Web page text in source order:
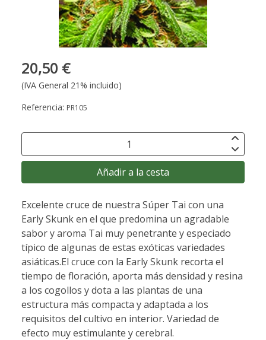
20,50 €
(IVA General 21% incluido)
Referencia: PR105
Añadir a la cesta
Excelente cruce de nuestra Súper Tai con una
Early Skunk en el que predomina un agradable
sabor y aroma Tai muy penetrante y especiado
típico de algunas de estas exóticas variedades
asiáticas.El cruce con la Early Skunk recorta el
tiempo de floración, aporta más densidad y resina
a los cogollos y dota a las plantas de una
estructura más compacta y adaptada a los
requisitos del cultivo en interior. Variedad de
efecto muy estimulante y cerebral.